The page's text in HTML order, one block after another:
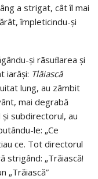
a strigat, cât îl mai
împleticindu-şi
şi rãsuﬂarea şi
iarăşi: Tlăiască
lung, au zâmbit
mai degrabă
subdirectorul, au
le: „Ce
ce. Tot directorul
strigând: „Trăiască!
„Trăiască”